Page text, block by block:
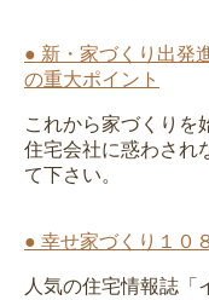
● 新・家づくり出発
の重大ポイント
これから家づくりを
住宅会社に惑わされ
て下さい。
● 幸せ家づくり１０
人気の住宅情報誌「